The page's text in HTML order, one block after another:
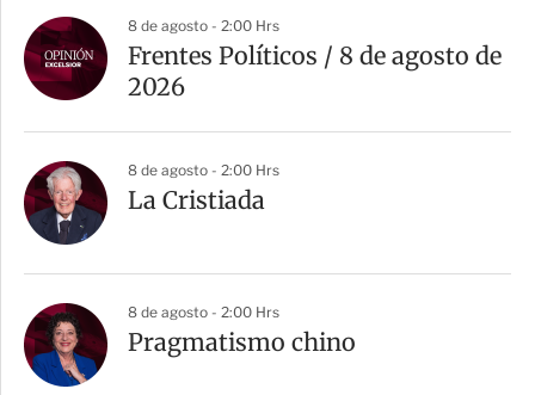
8 de agosto - 2:00 Hrs
Frentes Políticos / 8 de agosto de
2026
8 de agosto - 2:00 Hrs
La Cristiada
8 de agosto - 2:00 Hrs
Pragmatismo chino